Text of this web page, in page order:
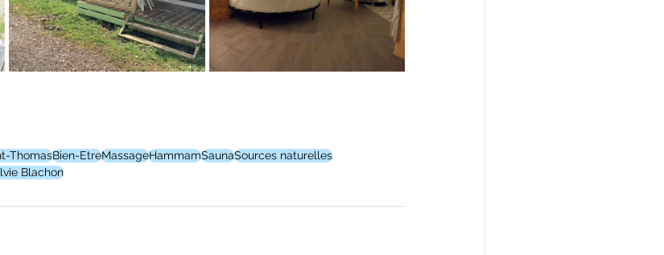
ThomasBien-EtreMassageHammamSaunaSources naturelles
Blachon